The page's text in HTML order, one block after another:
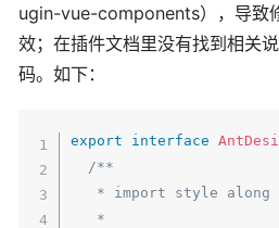
ugin-vue-components），导致
效；在插件文档里没有找到相关
码。如下：
export interface
/**
* import style along
   *